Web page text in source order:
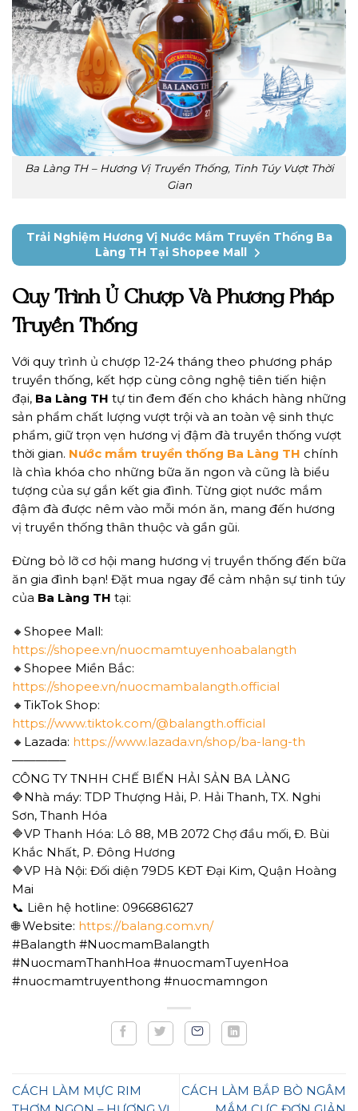
Ba Làng TH – Hương Vị Truyền Thống, Tinh Túy Vượt Thời
Gian
Trải Nghiệm Hương Vị Nước Mắm Truyền Thống Ba
Làng TH Tại Shopee Mall
Quy Trình Ủ Chượp Và Phương Pháp
Truyền Thống
Với quy trình ủ chượp 12-24 tháng theo phương pháp
truyền thống, kết hợp cùng công nghệ tiên tiến hiện
đại, Ba Làng TH tự tin đem đến cho khách hàng những
sản phẩm chất lượng vượt trội và an toàn vệ sinh thực
phẩm, giữ trọn vẹn hương vị đậm đà truyền thống vượt
thời gian. Nước mắm truyền thống Ba Làng TH chính
là chìa khóa cho những bữa ăn ngon và cũng là biểu
tượng của sự gắn kết gia đình. Từng giọt nước mắm
đậm đà được nêm vào mỗi món ăn, mang đến hương
vị truyền thống thân thuộc và gần gũi.
Đừng bỏ lỡ cơ hội mang hương vị truyền thống đến bữa
ăn gia đình bạn! Đặt mua ngay để cảm nhận sự tinh túy
của Ba Làng TH tại:
🔸Shopee Mall:
https://shopee.vn/nuocmamtuyenhoabalangth
🔸Shopee Miền Bắc:
https://shopee.vn/nuocmambalangth.official
🔸TikTok Shop:
https://www.tiktok.com/@balangth.official
🔸Lazada: https://www.lazada.vn/shop/ba-lang-th
————–
CÔNG TY TNHH CHẾ BIẾN HẢI SẢN BA LÀNG
🔷Nhà máy: TDP Thượng Hải, P. Hải Thanh, TX. Nghi
Sơn, Thanh Hóa
🔷VP Thanh Hóa: Lô 88, MB 2072 Chợ đầu mối, Đ. Bùi
Khắc Nhất, P. Đông Hương
🔷VP Hà Nội: Đối diện 79D5 KĐT Đại Kim, Quận Hoàng
Mai
📞 Liên hệ hotline: 0966861627
🌐 Website: https://balang.com.vn/
#Balangth #NuocmamBalangth
#NuocmamThanhHoa #nuocmamTuyenHoa
#nuocmamtruyenthong #nuocmamngon
CÁCH LÀM MỰC RIM
CÁCH LÀM BẮP BÒ NGÂM